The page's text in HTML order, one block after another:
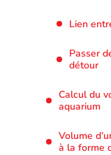
Lien
Passer
détour
Calcul du
aquarium
Volume
à la forme